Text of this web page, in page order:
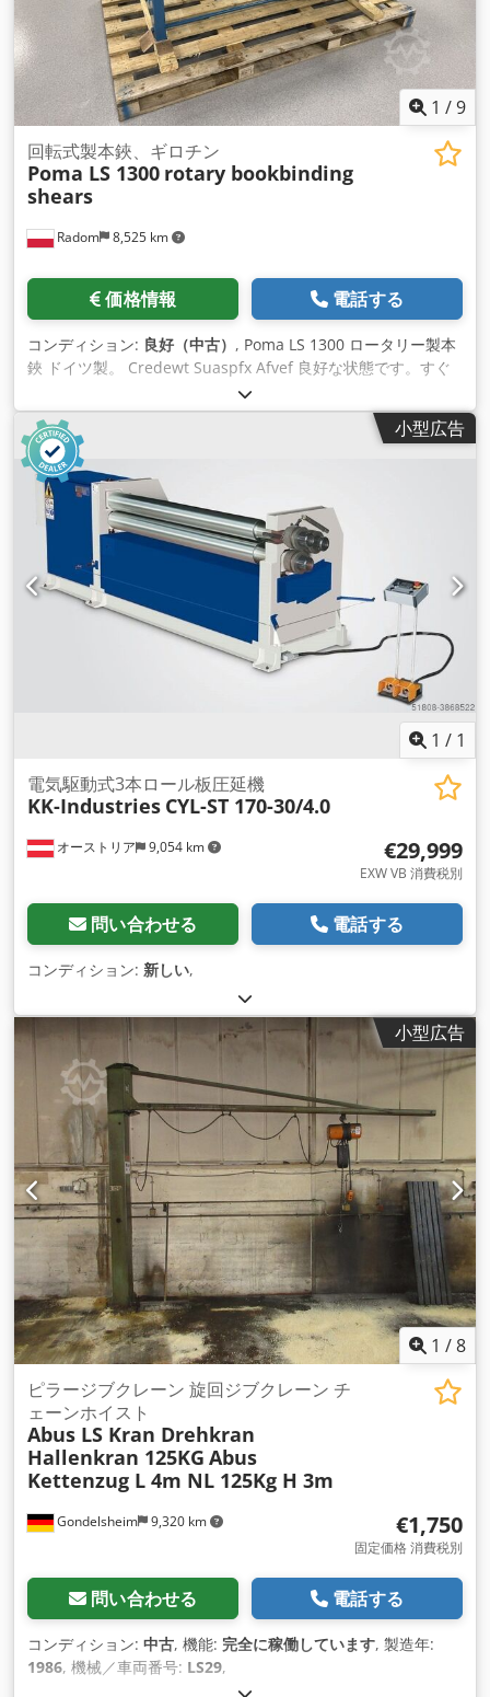
1 /9
Radom 8,525 km
回転式製本鋏、ギロチン
Poma LS 1300 rotary bookbinding
shears
価格情報 電話する
コンディション: 良好（中古） , Poma LS 1300 ロータリー製本
鋏 ドイツ製。 Credewt Suaspfx Afvef 良好な状態です。すぐ
に生産可能です。 鋳鉄製の構造により、剛性と切断の再現性を
確保しています。 切断幅：約1300mm 段ボール製本に最適で
す。 サイドマージン付き。 フィーダー付き。 ナイフ8セット
重量：1500kg
小型広告
1 / 1
オーストリア 9,054 km
電気駆動式3本ロール板圧延機
KK-Industries CYL-ST 170-30/4.0
€29,999
EXW VB 消費税別
問い合わせる 電話する
コンディション: 新しい,
小型広告
1 /8
Gondelsheim 9,320 km
ピラージブクレーン 旋回ジブクレーン チ
ェーンホイスト
Abus LS Kran Drehkran
Hallenkran 125KG Abus
Kettenzug L 4m NL 125Kg H 3m
€1,750
固定価格 消費税別
問い合わせる 電話する
コンディション: 中古, 機能: 完全に稼働しています, 製造年:
1986, 機械／車両番号: LS29,